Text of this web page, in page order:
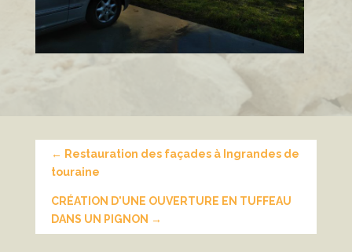
← Restauration des façades à Ingrandes de
touraine
CRÉATION D'UNE OUVERTURE EN TUFFEAU
DANS UN PIGNON →